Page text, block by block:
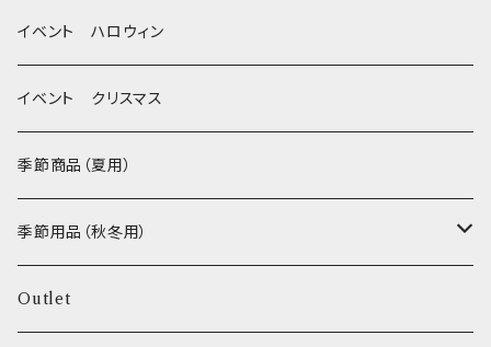
MEAT
FISH
グルテンフリー！ _ DOG TREE
ヒマラヤチーズ！ _ loasis
わんのはな
エリール
O.C.Farm
静電気防止スプレー
イベント ハロウィン
イベント クリスマス
季節商品（夏用）
季節用品（秋冬用）
ヒーター
Outlet